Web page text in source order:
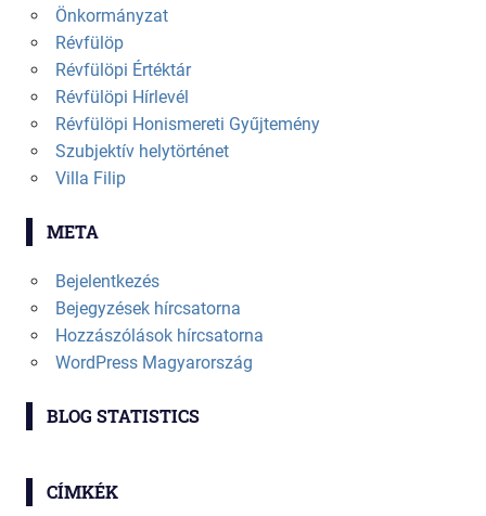
Önkormányzat
Révfülöp
Révfülöpi Értéktár
Révfülöpi Hírlevél
Révfülöpi Honismereti Gyűjtemény
Szubjektív helytörténet
Villa Filip
META
Bejelentkezés
Bejegyzések hírcsatorna
Hozzászólások hírcsatorna
WordPress Magyarország
BLOG STATISTICS
CÍMKÉK